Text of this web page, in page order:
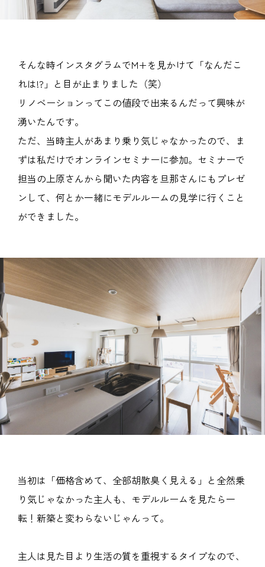
そんな時インスタグラムでM+を見かけて「なんだこ
れは!?」と目が止まりました（笑）
リノベーションってこの値段で出来るんだって興味が
湧いたんです。
ただ、当時主人があまり乗り気じゃなかったので、ま
ずは私だけでオンラインセミナーに参加。セミナーで
担当の上原さんから聞いた内容を旦那さんにもプレゼ
ンして、何とか一緒にモデルルームの見学に行くこと
ができました。
当初は「価格含めて、全部胡散臭く見える」と全然乗
り気じゃなかった主人も、モデルルームを見たら一
転！新築と変わらないじゃんって。
主人は見た目より生活の質を重視するタイプなので、